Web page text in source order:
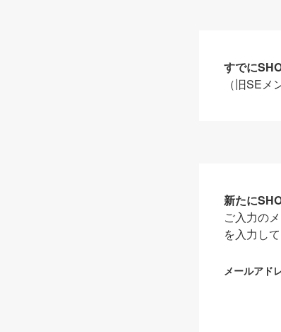
すでに
（旧SEメ
新たに
ご入力の
を入力して
メールアド